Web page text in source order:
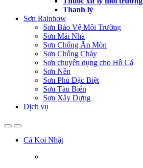
Thanh lý
Sơn Rainbow
Sơn Bảo Vệ Môi Trường
Sơn Mái Nhà
Sơn Chống Ăn Mòn
Sơn Chống Cháy
Sơn chuyên dụng cho Hồ Cá
Sơn Nền
Sơn Phủ Đặc Biệt
Sơn Tàu Biển
Sơn Xây Dựng
Dịch vụ
Cá Koi Nhật